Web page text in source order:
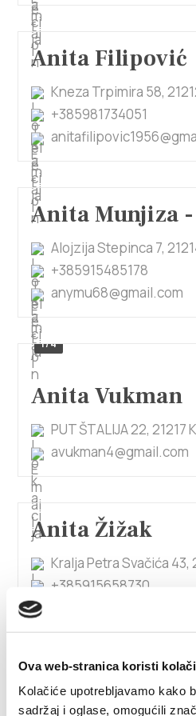
Ova web-stranica koristi
Kolačiće upotrebljavamo kako
sadržaj i oglase, omogućili
Anita Filipović
Kneza Trpimira 58,
+385981734051
Anita Munjiza
Alojzija Stepinca 7,
+385915485178
anymu68@gmail.com
1/4
Anita Vukman
PUT ŠTALIJA 22, 21217
avukman4@gmail.com
Anita Žižak
Kralja Petra Svačića 43,
+385915658730
Anka Burić